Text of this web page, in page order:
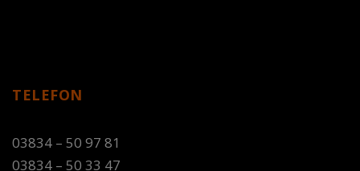
TELEFON
03834 – 50 97 81
03834 – 50 33 47